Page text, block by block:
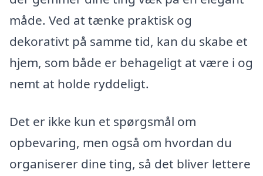
måde. Ved at tænke praktisk og
dekorativt på samme tid, kan du skabe et
hjem, som både er behageligt at være i og
nemt at holde ryddeligt.
Det er ikke kun et spørgsmål om
opbevaring, men også om hvordan du
organiserer dine ting, så det bliver lettere